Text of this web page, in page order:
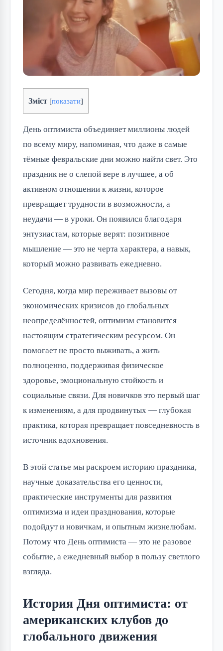
Зміст [показати]
День оптимиста объединяет миллионы людей
по всему миру, напоминая, что даже в самые
тёмные февральские дни можно найти свет. Это
праздник не о слепой вере в лучшее, а об
активном отношении к жизни, которое
превращает трудности в возможности, а
неудачи — в уроки. Он появился благодаря
энтузиастам, которые верят: позитивное
мышление — это не черта характера, а навык,
который можно развивать ежедневно.
Сегодня, когда мир переживает вызовы от
экономических кризисов до глобальных
неопределённостей, оптимизм становится
настоящим стратегическим ресурсом. Он
помогает не просто выживать, а жить
полноценно, поддерживая физическое
здоровье, эмоциональную стойкость и
социальные связи. Для новичков это первый шаг
к изменениям, а для продвинутых — глубокая
практика, которая превращает повседневность в
источник вдохновения.
В этой статье мы раскроем историю праздника,
научные доказательства его ценности,
практические инструменты для развития
оптимизма и идеи празднования, которые
подойдут и новичкам, и опытным жизнелюбам.
Потому что День оптимиста — это не разовое
событие, а ежедневный выбор в пользу светлого
взгляда.
История Дня оптимиста: от
американских клубов до
глобального движения